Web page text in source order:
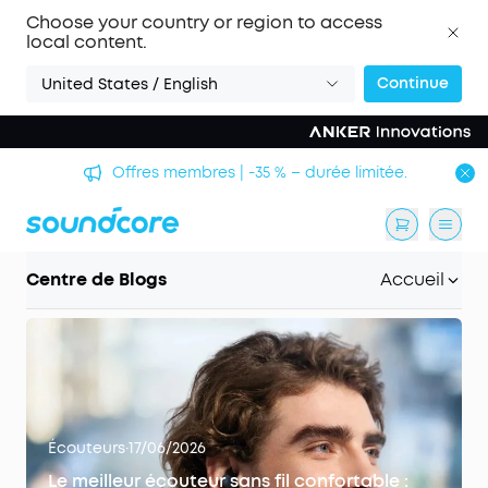
Choose your country or region to access
local content.
United States / English Continue
Offres membres | -35 % – durée limitée.
Centre de Blogs Accueil
Écouteurs·17/06/2026
Le meilleur écouteur sans fil confortable :